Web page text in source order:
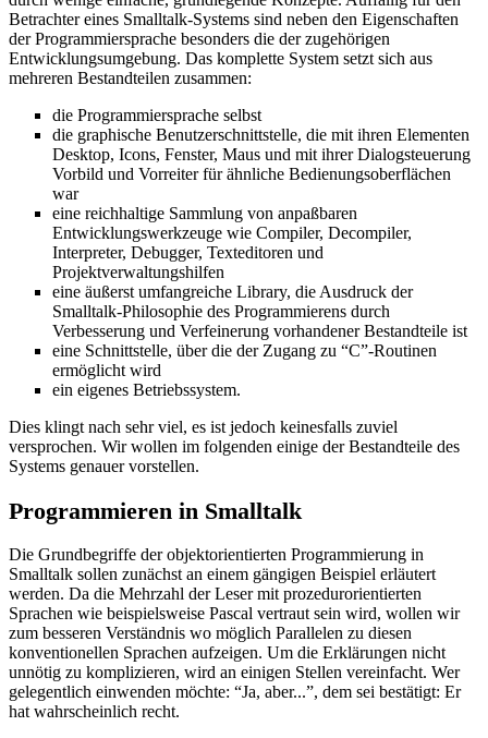
Betrachter eines Smalltalk-Systems sind neben den Eigenschaften
der Programmiersprache besonders die der zugehörigen
Entwicklungsumgebung. Das komplette System setzt sich aus
mehreren Bestandteilen zusammen:
die Programmiersprache selbst
die graphische Benutzerschnittstelle, die mit ihren Elementen
Desktop, Icons, Fenster, Maus und mit ihrer Dialogsteuerung
Vorbild und Vorreiter für ähnliche Bedienungsoberflächen
war
eine reichhaltige Sammlung von anpaßbaren
Entwicklungswerkzeuge wie Compiler, Decompiler,
Interpreter, Debugger, Texteditoren und
Projektverwaltungshilfen
eine äußerst umfangreiche Library, die Ausdruck der
Smalltalk-Philosophie des Programmierens durch
Verbesserung und Verfeinerung vorhandener Bestandteile ist
eine Schnittstelle, über die der Zugang zu “C”-Routinen
ermöglicht wird
ein eigenes Betriebssystem.
Dies klingt nach sehr viel, es ist jedoch keinesfalls zuviel
versprochen. Wir wollen im folgenden einige der Bestandteile des
Systems genauer vorstellen.
Programmieren in Smalltalk
Die Grundbegriffe der objektorientierten Programmierung in
Smalltalk sollen zunächst an einem gängigen Beispiel erläutert
werden. Da die Mehrzahl der Leser mit prozedurorientierten
Sprachen wie beispielsweise Pascal vertraut sein wird, wollen wir
zum besseren Verständnis wo möglich Parallelen zu diesen
konventionellen Sprachen aufzeigen. Um die Erklärungen nicht
unnötig zu komplizieren, wird an einigen Stellen vereinfacht. Wer
gelegentlich einwenden möchte: “Ja, aber...”, dem sei bestätigt: Er
hat wahrscheinlich recht.